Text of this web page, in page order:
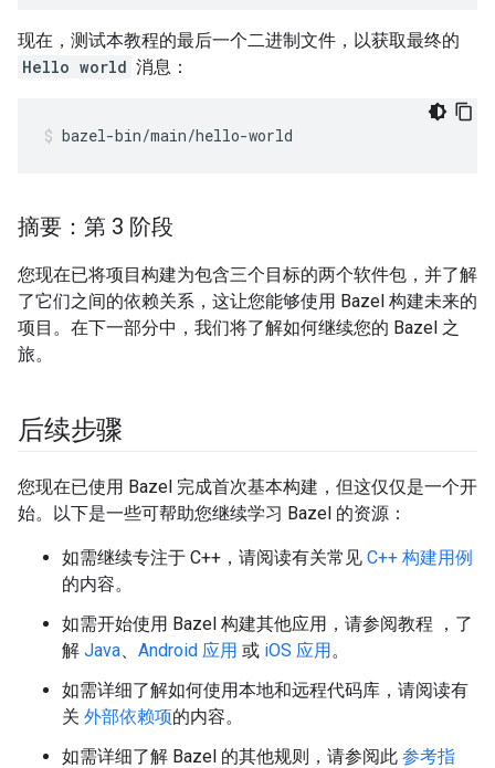
现在，测试本教程的最后一个二进制文件，以获取最终的
Hello world 消息：
bazel-bin/main/hello-world
摘要：第 3 阶段
您现在已将项目构建为包含三个目标的两个软件包，并了解
了它们之间的依赖关系，这让您能够使用 Bazel 构建未来的
项目。在下一部分中，我们将了解如何继续您的 Bazel 之
旅。
后续步骤
您现在已使用 Bazel 完成首次基本构建，但这仅仅是一个开
始。以下是一些可帮助您继续学习 Bazel 的资源：
如需继续专注于 C++，请阅读有关常见 C++ 构建用例
的内容。
如需开始使用 Bazel 构建其他应用，请参阅教程 ，了
解 Java、 Android 应用 或 iOS 应用。
如需详细了解如何使用本地和远程代码库，请阅读有
关 外部依赖项的内容。
如需详细了解 Bazel 的其他规则，请参阅此 参考指